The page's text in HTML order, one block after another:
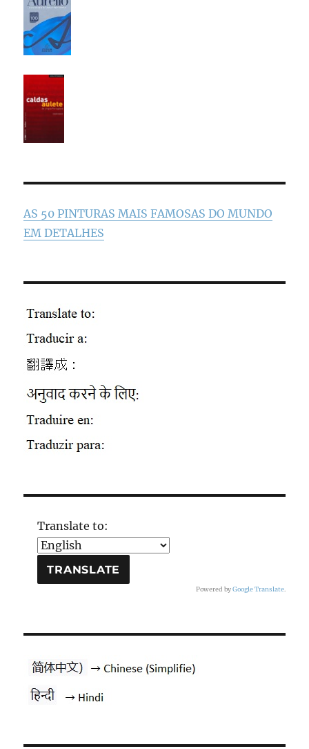
AS 50 PINTURAS MAIS FAMOSAS DO MUNDO
EM DETALHES
Translate to:
Powered byGoogle Translate.